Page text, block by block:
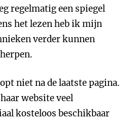
regelmatig een spiegel
het lezen heb ik mijn
verder kunnen
niet na de laatste pagina.
website veel
kosteloos beschikbaar